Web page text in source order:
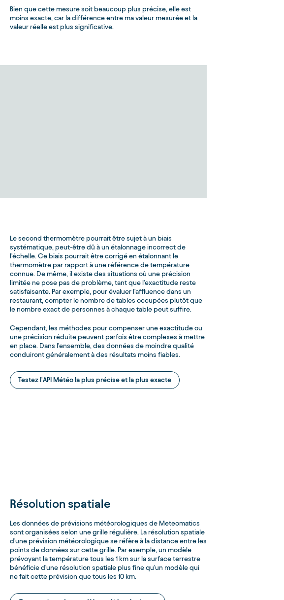
Bien que cette mesure soit beaucoup plus précise, elle est
moins exacte, car la différence entre ma valeur mesurée et la
valeur réelle est plus significative.
Le second thermomètre pourrait être sujet à un biais
systématique, peut-être dû à un étalonnage incorrect de
l'échelle. Ce biais pourrait être corrigé en étalonnant le
thermomètre par rapport à une référence de température
connue. De même, il existe des situations où une précision
limitée ne pose pas de problème, tant que l'exactitude reste
satisfaisante. Par exemple, pour évaluer l'affluence dans un
restaurant, compter le nombre de tables occupées plutôt que
le nombre exact de personnes à chaque table peut suffire.
Cependant, les méthodes pour compenser une exactitude ou
une précision réduite peuvent parfois être complexes à mettre
en place. Dans l'ensemble, des données de moindre qualité
conduiront généralement à des résultats moins fiables.
Testez l'API Météo la plus précise et la plus exacte
Résolution spatiale
Les données de prévisions météorologiques de Meteomatics
sont organisées selon une grille régulière. La résolution spatiale
d'une prévision météorologique se réfère à la distance entre les
points de données sur cette grille. Par exemple, un modèle
prévoyant la température tous les 1 km sur la surface terrestre
bénéficie d'une résolution spatiale plus fine qu'un modèle qui
ne fait cette prévision que tous les 10 km.